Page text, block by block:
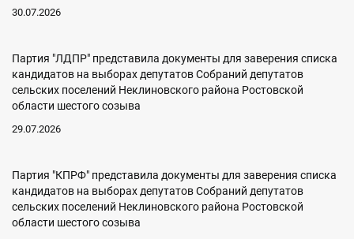
30.07.2026
Партия "ЛДПР" представила документы для заверения списка
кандидатов на выборах депутатов Собраний депутатов
сельских поселений Неклиновского района Ростовской
области шестого созыва
29.07.2026
Партия "КПРФ" представила документы для заверения списка
кандидатов на выборах депутатов Собраний депутатов
сельских поселений Неклиновского района Ростовской
области шестого созыва